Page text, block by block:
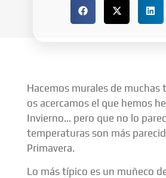
Hacemos murales de muchas
os acercamos el que hemos
Invierno… pero que no lo
temperaturas son más
Primavera.
Lo más típico es un muñeco